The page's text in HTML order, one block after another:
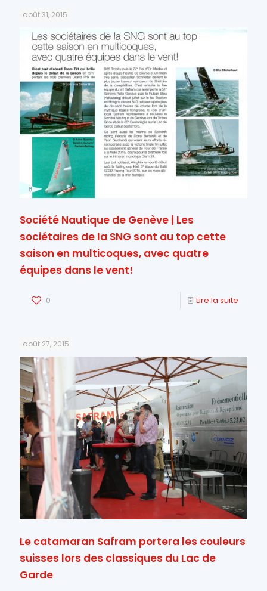
août 31, 2015
Société Nautique de Genève | Les
sociétaires de la SNG sont au top cette
saison en multicoques, avec quatre
équipes dans le vent!
0 Lire la suite
août 27, 2015
Le catamaran Safram portera les couleurs
suisses lors des classiques du Lac de
Garde